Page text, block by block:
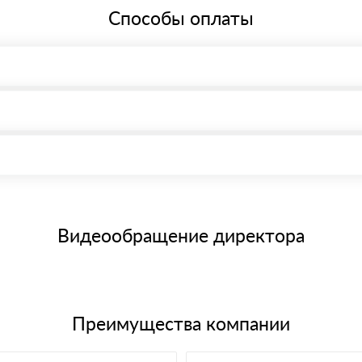
Способы оплаты
банковским картам
Видеообращение директора
Преимущества компании